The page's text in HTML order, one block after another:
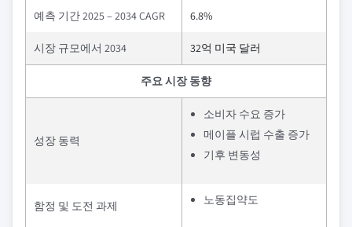
예측 기간 2025 – 2034 CAGR 6.8%
시장 규모에서 2034 32억 미국 달러
주요 시장 동향
성장 동력
소비자 수요 증가
메이플 시럽 수출 증가
기후 변동성
함정 및 도전 과제 노동집약도